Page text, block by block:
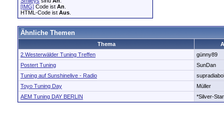
[IMG] Code ist An
HTML-Code ist Aus
Ähnliche Themen
Thema
2.Westerwälder Tuning Treffen
günny89
Postert Tuning
SunDan
Tuning auf Sunshinelive - Radio
Toyo Tuning Day
Müller
AEM Tuning DAY BERLIN
*Silver-